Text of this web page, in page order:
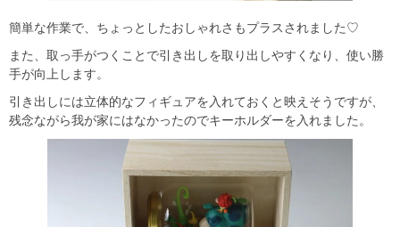
簡単な作業で、ちょっとしたおしゃれさもプラスされました♡
また、取っ手がつくことで引き出しを取り出しやすくなり、使い勝
手が向上します。
引き出しには立体的なフィギュアを入れておくと映えそうですが、
残念ながら我が家にはなかったのでキーホルダーを入れました。